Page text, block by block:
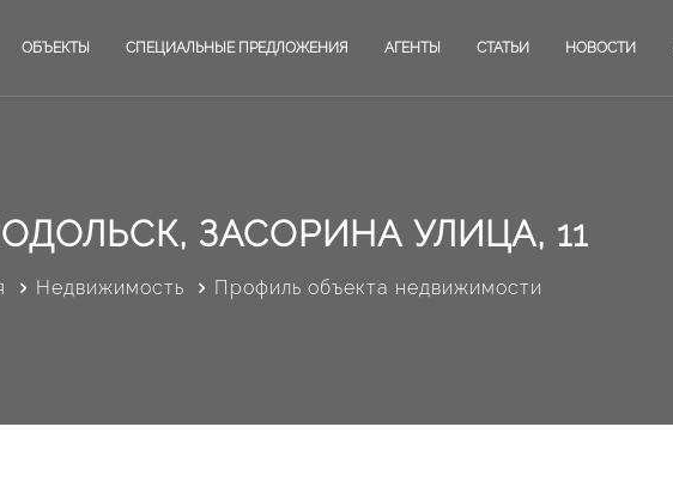
ОБЪЕКТЫ СПЕЦИАЛЬНЫЕ ПРЕДЛОЖЕНИЯ АГЕНТЫ СТАТЬИ НОВОСТИ
ЗАСОРИНА УЛИЦА, 11
Недвижимость Профиль объекта недвижимости